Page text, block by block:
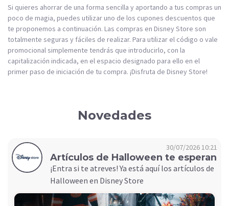
Si quieres ahorrar de una forma sencilla y aportando a tus compras un
poco de magia, puedes utilizar uno de los cupones descuentos que
te proponemos a continuación. Las compras en Disney Store son
totalmente seguras y fáciles de realizar. Para utilizar el código o vale
promocional simplemente tendrás que introducirlo, con la
capitalización indicada, en el espacio designado para ello en el
primer paso de iniciación de tu compra. ¡Disfruta de Disney Store!
Novedades
30/07/2026 10:21
Artículos de Halloween te esperan
¡Entra si te atreves! Ya está aquí los artículos de
Halloween en Disney Store